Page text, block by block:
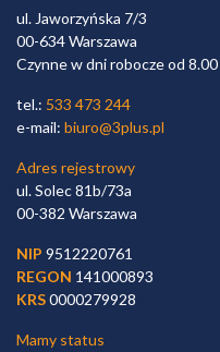
ul. Jaworzyńska 7/3
00-634 Warszawa
Czynne w dni robocze od
tel.: 533 473 244
e-mail: biuro@3plus.pl
Adres rejestrowy
ul. Solec 81b/73a
00-382 Warszawa
NIP 9512220761
REGON 141000893
KRS0000279928
Mamy status